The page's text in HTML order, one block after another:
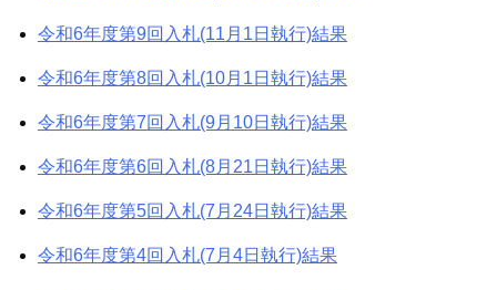
令和6年度第9回入札(11月1日執行)結果
令和6年度第8回入札(10月1日執行)結果
令和6年度第7回入札(9月10日執行)結果
令和6年度第6回入札(8月21日執行)結果
令和6年度第5回入札(7月24日執行)結果
令和6年度第4回入札(7月4日執行)結果